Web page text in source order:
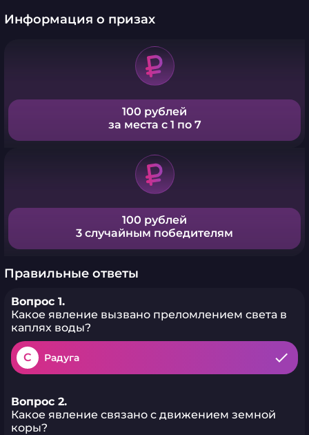
Информация о призах
100 рублей
за места с 1 по 7
100 рублей
3 случайным победителям
Правильные ответы
Вопрос 1.
Какое явление вызвано преломлением света в
каплях воды?
C Радуга
Вопрос 2.
Какое явление связано с движением земной
коры?